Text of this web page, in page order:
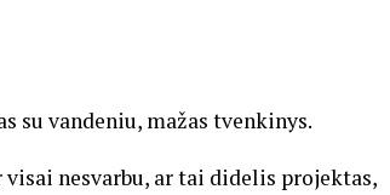
su vandeniu, mažas tvenkinys.
nesvarbu, ar tai didelis projektas,